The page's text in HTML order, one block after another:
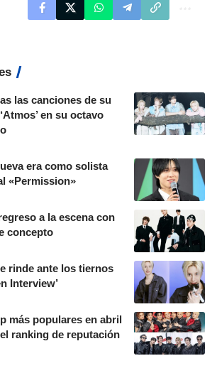
las canciones de su
en su octavo
era como solista
«Permission»
a la escena con
concepto
rinde ante los tiernos
Interview’
más populares en abril
ranking de reputación